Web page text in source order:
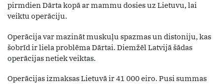
pirmdien Dārta kopā ar mammu dosies uz Lietuvu, lai
veiktu operāciju.
Operācija var mazināt muskuļu spazmas un distoniju, kas
šobrīd ir liela problēma Dārtai. Diemžēl Latvijā šādas
operācijas netiek veiktas.
Operācijas izmaksas Lietuvā ir 41 000 eiro. Pusi summas